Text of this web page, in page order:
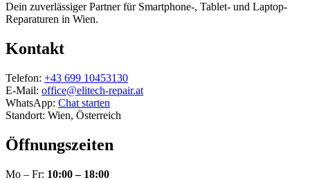
Dein zuverlässiger Partner für Smartphone-, Tablet- und Laptop-
Reparaturen in Wien.
Kontakt
Telefon: +43 699 10453130
E-Mail: office@elitech-repair.at
WhatsApp: Chat starten
Standort: Wien, Österreich
Öffnungszeiten
Mo – Fr: 10:00 – 18:00